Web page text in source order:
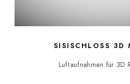
SISISCHLOSS 3D
Luftaufnahmen für 3D